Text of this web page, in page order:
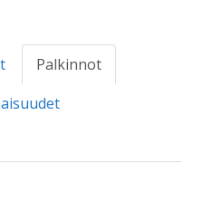
Palkinnot